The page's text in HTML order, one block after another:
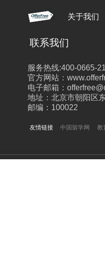
关于我们
中国留学网 教
服务热线:400-0665-
官方网站：
电子邮箱：
地址：北京市朝阳区
邮编：100022
联系我们
友情链接